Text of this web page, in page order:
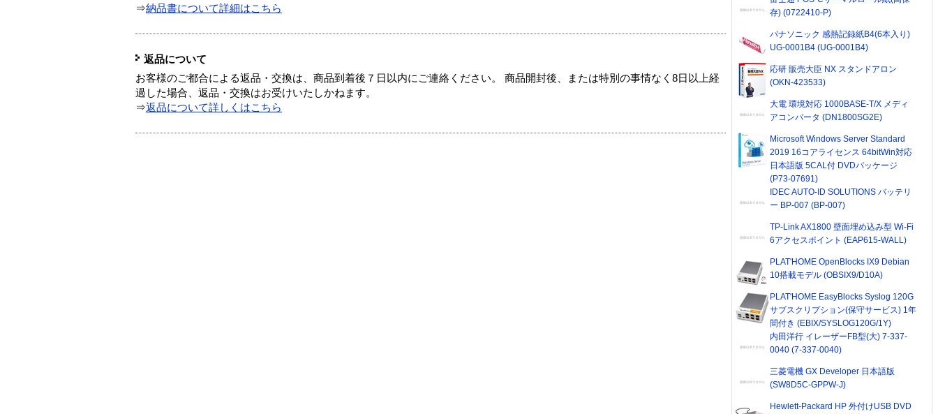
⇒納品書について詳細はこちら
返品について
お客様のご都合による返品・交換は、商品到着後７日以内にご連絡ください。 商品開封後、または特別の事情なく8日以上経
過した場合、返品・交換はお受けいたしかねます。
⇒返品について詳しくはこちら
存) (0722410-P)
パナソニック 感熱記録紙B4(6本入り)
UG-0001B4 (UG-0001B4)
応研 販売大臣 NX スタンドアロン
(OKN-423533)
大電 環境対応 1000BASE-T/X メディ
アコンバータ (DN1800SG2E)
Microsoft Windows Server Standard
2019 16コアライセンス 64bitWin対応
日本語版 5CAL付 DVDパッケージ
(P73-07691)
IDEC AUTO-ID SOLUTIONS バッテリ
ー BP-007 (BP-007)
TP-Link AX1800 壁面埋め込み型 Wi-Fi
6アクセスポイント (EAP615-WALL)
PLAT'HOME OpenBlocks IX9 Debian
10搭載モデル (OBSIX9/D10A)
PLAT'HOME EasyBlocks Syslog 120G
サブスクリプション(保守サービス) 1年
間付き (EBIX/SYSLOG120G/1Y)
内田洋行 イレーザーFB型(大) 7-337-
0040 (7-337-0040)
三菱電機 GX Developer 日本語版
(SW8D5C-GPPW-J)
Hewlett-Packard HP 外付けUSB DVD